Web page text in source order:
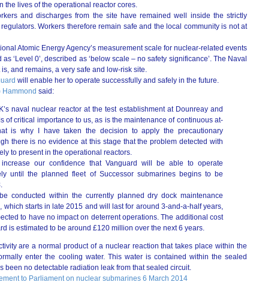
the lives of the operational reactor cores.
and discharges from the site have remained well inside the strictly
Workers therefore remain safe and the local community is not at
Atomic Energy Agency’s measurement scale for nuclear-related events
‘Level 0’, described as ‘below scale – no safety significance’. The Naval
and remains, a very safe and low-risk site.
will enable her to operate successfully and safely in the future.
Hammond said:
naval nuclear reactor at the test establishment at Dounreay and
of critical importance to us, as is the maintenance of continuous at-
is why I have taken the decision to apply the precautionary
there is no evidence at this stage that the problem detected with
to present in the operational reactors.
our confidence that Vanguard will be able to operate
until the planned fleet of Successor submarines begins to be
conducted within the currently planned dry dock maintenance
which starts in late 2015 and will last for around 3-and-a-half years,
to have no impact on deterrent operations. The additional cost
is estimated to be around £120 million over the next 6 years.
are a normal product of a nuclear reaction that takes place within the
enter the cooling water. This water is contained within the sealed
been no detectable radiation leak from that sealed circuit.
to Parliament on nuclear submarines 6 March 2014